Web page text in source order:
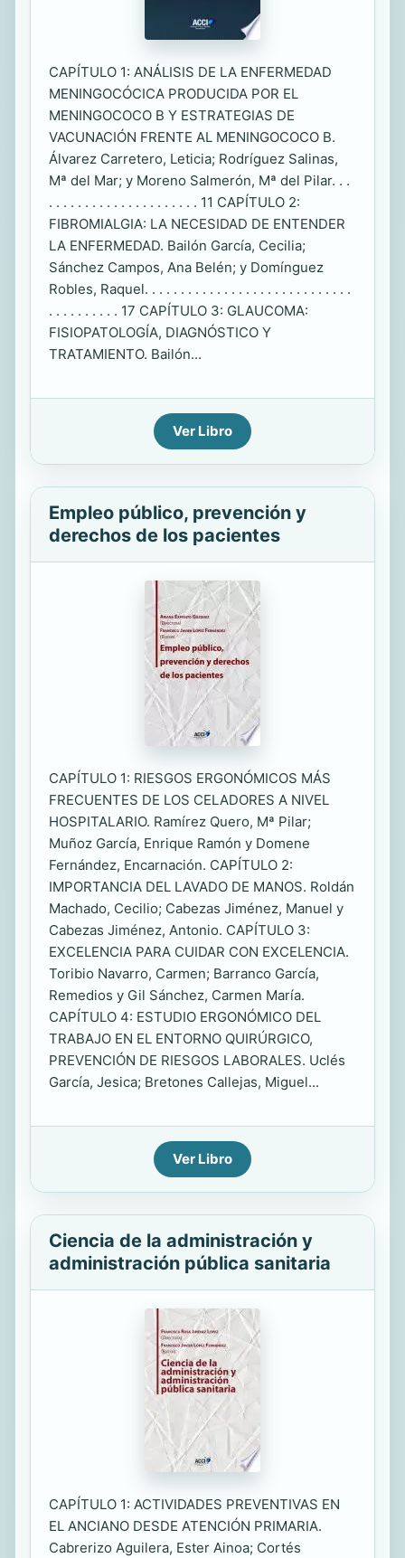
CAPÍTULO 1: ANÁLISIS DE LA ENFERMEDAD
MENINGOCÓCICA PRODUCIDA POR EL
MENINGOCOCO B Y ESTRATEGIAS DE
VACUNACIÓN FRENTE AL MENINGOCOCO B.
Álvarez Carretero, Leticia; Rodríguez Salinas,
Mª del Mar; y Moreno Salmerón, Mª del Pilar. . .
. . . . . . . . . . . . . . . . . . . . . 11 CAPÍTULO 2:
FIBROMIALGIA: LA NECESIDAD DE ENTENDER
LA ENFERMEDAD. Bailón García, Cecilia;
Sánchez Campos, Ana Belén; y Domínguez
Robles, Raquel. . . . . . . . . . . . . . . . . . . . . . . . . . . . .
. . . . . . . . . . 17 CAPÍTULO 3: GLAUCOMA:
FISIOPATOLOGÍA, DIAGNÓSTICO Y
TRATAMIENTO. Bailón...
Ver Libro
Empleo público, prevención y
derechos de los pacientes
CAPÍTULO 1: RIESGOS ERGONÓMICOS MÁS
FRECUENTES DE LOS CELADORES A NIVEL
HOSPITALARIO. Ramírez Quero, Mª Pilar;
Muñoz García, Enrique Ramón y Domene
Fernández, Encarnación. CAPÍTULO 2:
IMPORTANCIA DEL LAVADO DE MANOS. Roldán
Machado, Cecilio; Cabezas Jiménez, Manuel y
Cabezas Jiménez, Antonio. CAPÍTULO 3:
EXCELENCIA PARA CUIDAR CON EXCELENCIA.
Toribio Navarro, Carmen; Barranco García,
Remedios y Gil Sánchez, Carmen María.
CAPÍTULO 4: ESTUDIO ERGONÓMICO DEL
TRABAJO EN EL ENTORNO QUIRÚRGICO,
PREVENCIÓN DE RIESGOS LABORALES. Uclés
García, Jesica; Bretones Callejas, Miguel...
Ver Libro
Ciencia de la administración y
administración pública sanitaria
CAPÍTULO 1: ACTIVIDADES PREVENTIVAS EN
EL ANCIANO DESDE ATENCIÓN PRIMARIA.
Cabrerizo Aguilera, Ester Ainoa; Cortés